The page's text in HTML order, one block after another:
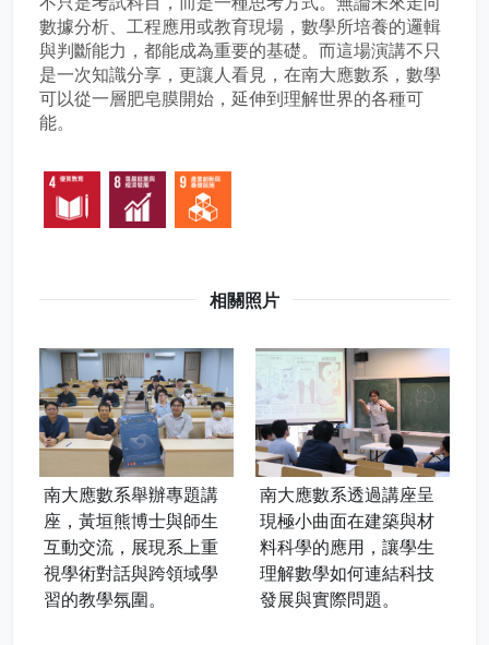
數據分析、工程應用或教育現場，數學所培養的邏輯
與判斷能力，都能成為重要的基礎。而這場演講不只
是一次知識分享，更讓人看見，在南大應數系，數學
可以從一層肥皂膜開始，延伸到理解世界的各種可
能。
相關照片
南大應數系舉辦專題講
座，黃垣熊博士與師生
互動交流，展現系上重
視學術對話與跨領域學
習的教學氛圍。
南大應數系透過講座呈
現極小曲面在建築與材
料科學的應用，讓學生
理解數學如何連結科技
發展與實際問題。